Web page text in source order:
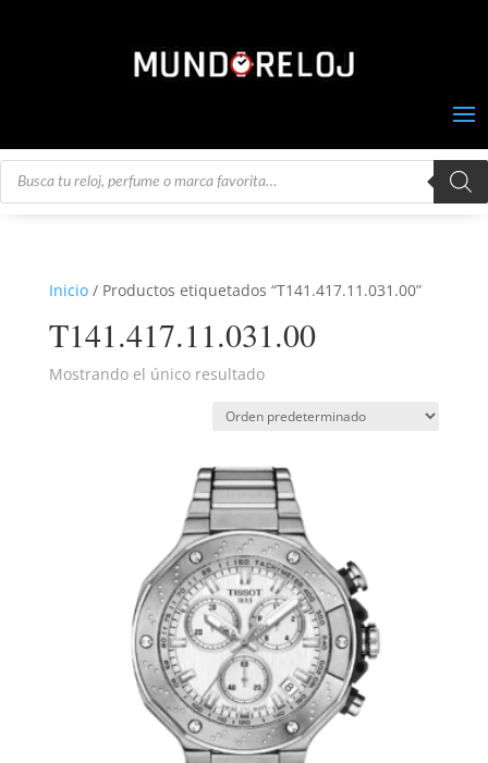
Búsqueda
Inicio/ Productos etiquetados “T141.417.11.031.00”
T141.417.11.031.00
Mostrando el único resultado